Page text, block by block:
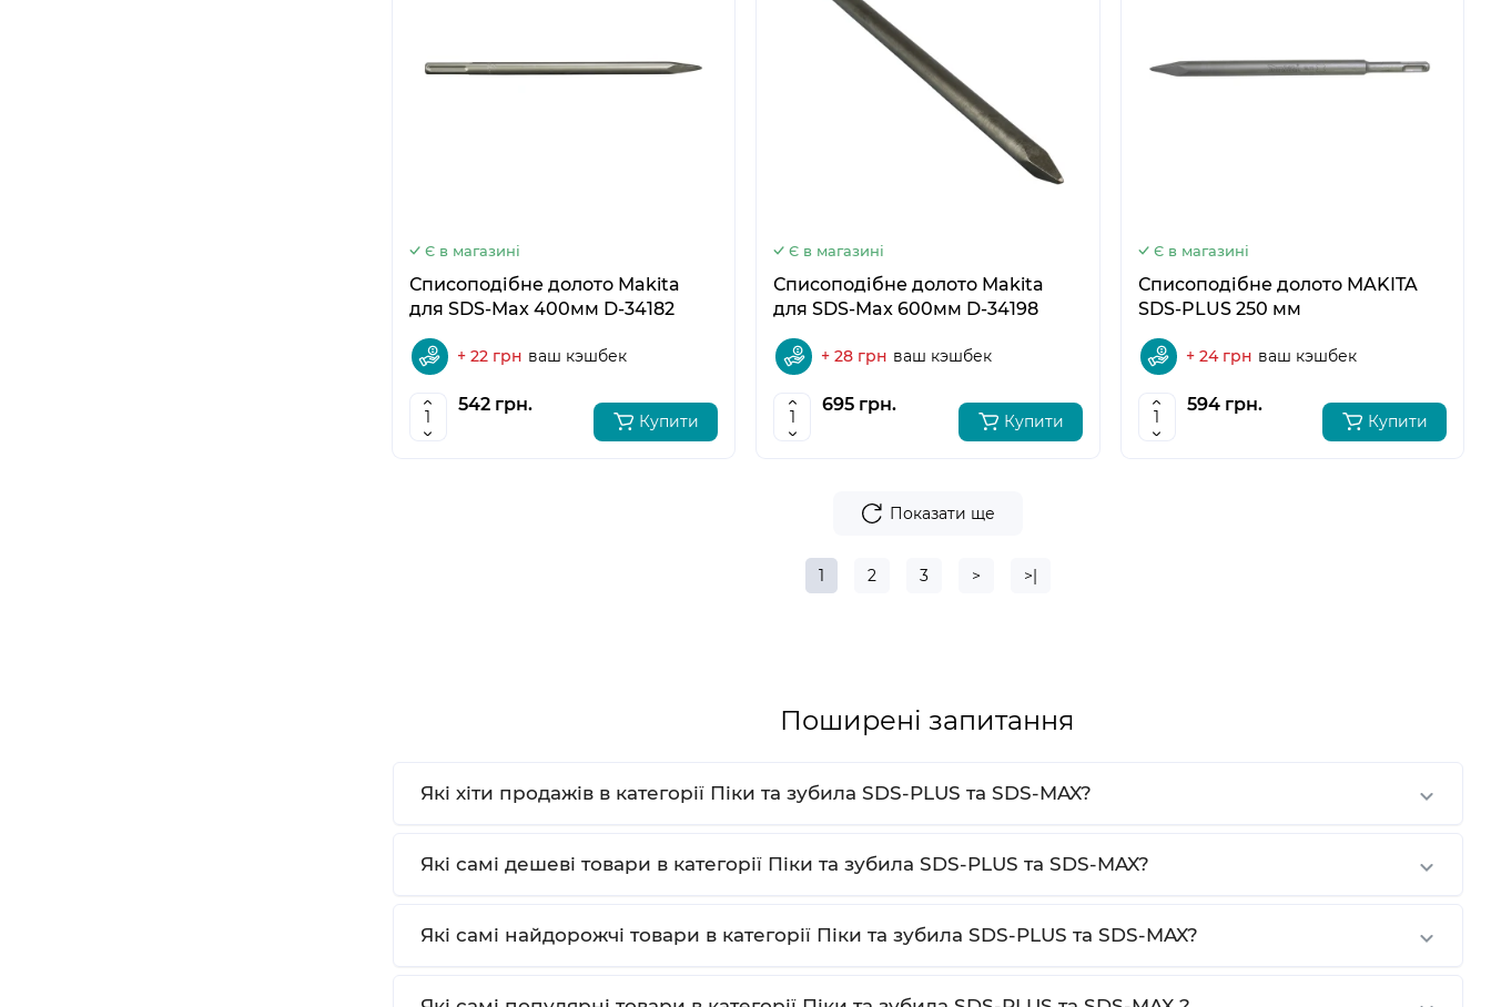
Є в магазині
Списоподібне долото Makita
для SDS-Max 400мм D-34182
+ 22 грн ваш кэшбек
542 грн.
Купити
Є в магазині
Списоподібне долото Makita
для SDS-Max 600мм D-34198
+ 28 грн ваш кэшбек
695 грн.
Купити
Є в магазині
Списоподібне долото MAKITA
SDS-PLUS 250 мм
+ 24 грн ваш кэшбек
594 грн.
Купити
Показати ще
1 2 3 > >|
Поширені запитання
Які хіти продажів в категорії Піки та зубила SDS-PLUS та SDS-MAX?
Які самі дешеві товари в категорії Піки та зубила SDS-PLUS та SDS-MAX?
Які самі найдорожчі товари в категорії Піки та зубила SDS-PLUS та SDS-MAX?